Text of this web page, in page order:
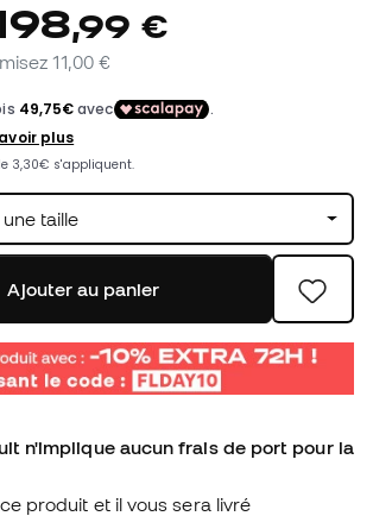
,99 €
11,00 €
taille
Ajouter au panier
n'implique aucun frais de port pour la
produit et il vous sera livré